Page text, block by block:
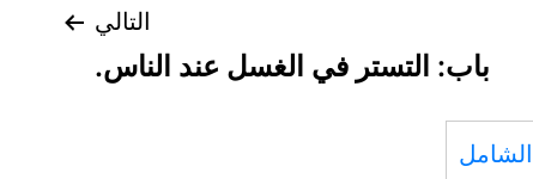
التالي
باب: التستر في الغسل عند الناس.